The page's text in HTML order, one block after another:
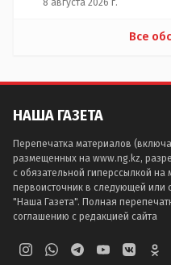
Все
НАША ГАЗЕТА
Перепечатка материалов
размещенных на www.ng.kz,
с обязательной гиперссылкой
первоисточник в следующей
"Наша Газета". Полная
соглашению с редакцией сайта